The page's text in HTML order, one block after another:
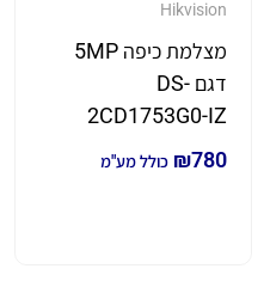
Hikvision
מצלמת כיפה 5MP
דגם DS-
2CD1753G0-IZ
₪780 כולל מע"מ